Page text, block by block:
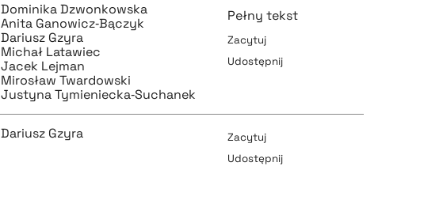
Dominika Dzwonkowska
Anita Ganowicz‑Bączyk
Dariusz Gzyra
Michał Latawiec
Jacek Lejman
Mirosław Twardowski
Justyna Tymieniecka‑Suchanek
Pełny tekst
Zacytuj
Udostępnij
Dariusz Gzyra
Zacytuj
Udostępnij